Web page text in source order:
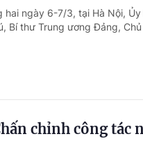
hai ngày 6-7/3, tại Hà Nội,
Bí thư Trung ương Đảng,
chỉnh công